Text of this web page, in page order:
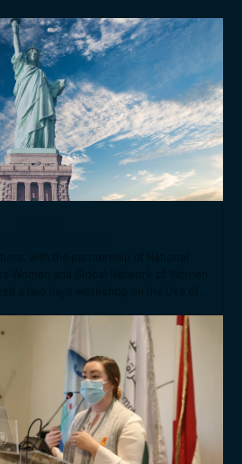
الاجتماعي
topics
WORKSHOP
with the partnership of National
Women and Global Network of Women
a two days workshop on the Use of